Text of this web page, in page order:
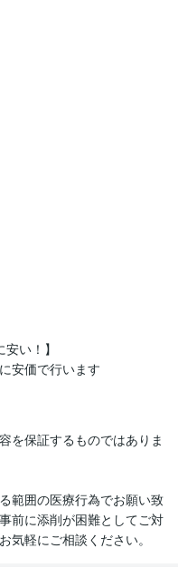
い！】
を保証するものではありま
範囲の医療行為でお願い致
前に添削が困難としてご対
気軽にご相談ください。